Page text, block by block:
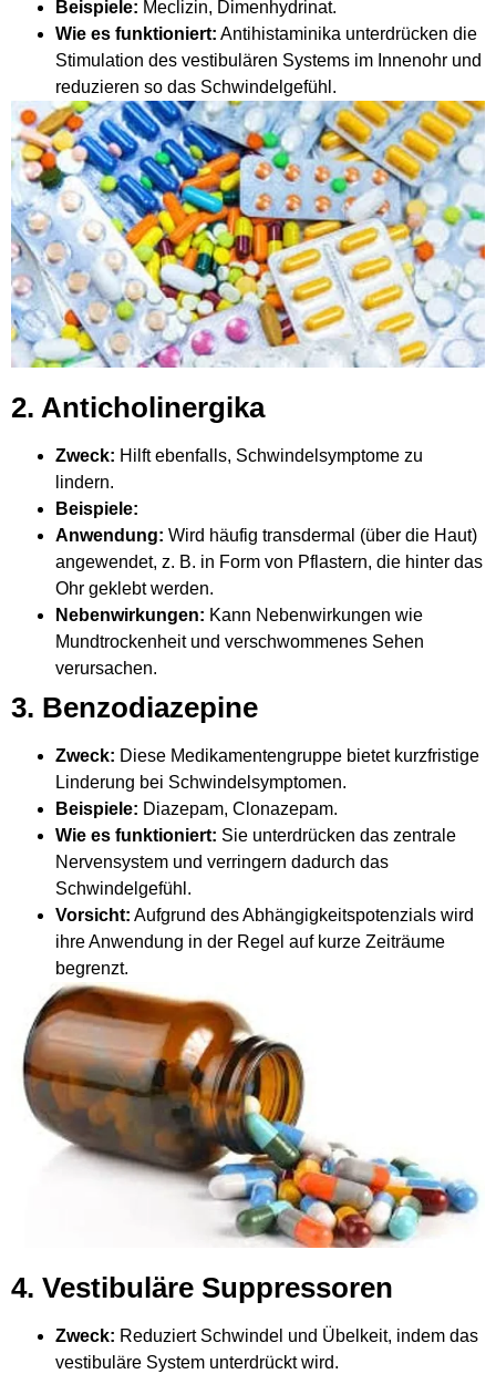
Beispiele: Meclizin, Dimenhydrinat.
Wie es funktioniert: Antihistaminika unterdrücken die
Stimulation des vestibulären Systems im Innenohr und
reduzieren so das Schwindelgefühl.
2. Anticholinergika
Zweck: Hilft ebenfalls, Schwindelsymptome zu
lindern.
Beispiele:
Anwendung: Wird häufig transdermal (über die Haut)
angewendet, z. B. in Form von Pflastern, die hinter das
Ohr geklebt werden.
Nebenwirkungen: Kann Nebenwirkungen wie
Mundtrockenheit und verschwommenes Sehen
verursachen.
3. Benzodiazepine
Zweck: Diese Medikamentengruppe bietet kurzfristige
Linderung bei Schwindelsymptomen.
Beispiele: Diazepam, Clonazepam.
Wie es funktioniert: Sie unterdrücken das zentrale
Nervensystem und verringern dadurch das
Schwindelgefühl.
Vorsicht: Aufgrund des Abhängigkeitspotenzials wird
ihre Anwendung in der Regel auf kurze Zeiträume
begrenzt.
4. Vestibuläre Suppressoren
Zweck: Reduziert Schwindel und Übelkeit, indem das
vestibuläre System unterdrückt wird.